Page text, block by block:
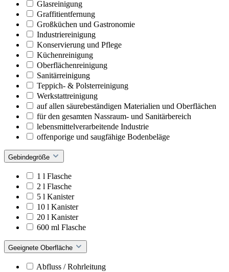
Glasreinigung
Graffitientfernung
Großküchen und Gastronomie
Industriereinigung
Konservierung und Pflege
Küchenreinigung
Oberflächenreinigung
Sanitärreinigung
Teppich- & Polsterreinigung
Werkstattreinigung
auf allen säurebeständigen Materialien und Oberflächen
für den gesamten Nassraum- und Sanitärbereich
lebensmittelverarbeitende Industrie
offenporige und saugfähige Bodenbeläge
Gebindegröße
1 l Flasche
2 l Flasche
5 l Kanister
10 l Kanister
20 l Kanister
600 ml Flasche
Geeignete Oberfläche
Abfluss / Rohrleitung